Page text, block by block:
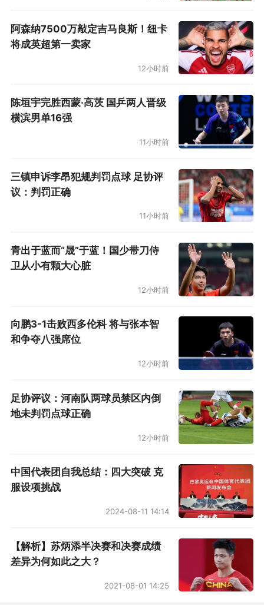
阿森纳7500万敲定吉马良斯！纽卡
将成英超第一卖家
12小时前
陈垣宇完胜西蒙·高茨 国乒两人晋级
横滨男单16强
11小时前
三镇申诉李昂犯规判罚点球 足协评
议：判罚正确
11小时前
青出于蓝而“晟”于蓝！国少带刀侍
卫从小有颗大心脏
12小时前
向鹏3-1击败西多伦科 将与张本智
和争夺八强席位
12小时前
足协评议：河南队两球员禁区内倒
地未判罚点球正确
12小时前
中国代表团自我总结：四大突破 克
服设项挑战
2024-08-11 14:14
【解析】苏炳添半决赛和决赛成绩
差异为何如此之大？
2021-08-01 14:25